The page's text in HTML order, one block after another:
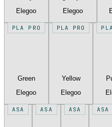
Elegoo
Elegoo
PLA PRO
Green
Elegoo
PLA PRO
Yellow
Elegoo
ASA ASA ASA ASA